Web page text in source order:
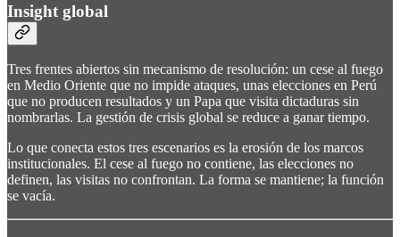
Insight global
Tres frentes abiertos sin mecanismo de resolución: un cese al fuego
en Medio Oriente que no impide ataques, unas elecciones en Perú
que no producen resultados y un Papa que visita dictaduras sin
nombrarlas. La gestión de crisis global se reduce a ganar tiempo.
Lo que conecta estos tres escenarios es la erosión de los marcos
institucionales. El cese al fuego no contiene, las elecciones no
definen, las visitas no confrontan. La forma se mantiene; la función
se vacía.